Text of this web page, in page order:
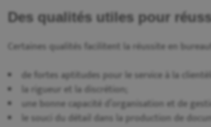
Des qualités utiles pour
Certaines qualités facilitent la réussite en
de fortes aptitudes pour le service à la
la rigueur et la discrétion;
une bonne capacité d’organisation et de
le souci du détail dans la production de